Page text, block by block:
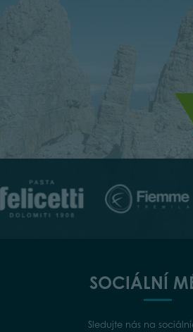
SOCIÁLNÍ
Sledujte nás na